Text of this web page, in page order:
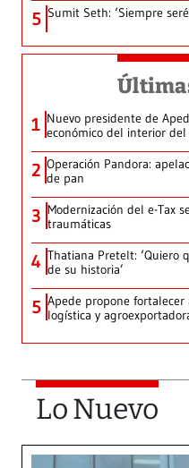
5 Sumit Seth: ‘Siempre
1 Nuevo presidente de
económico del interior del
2 Operación Pandora:
de pan
3 Modernización del e-Tax
traumáticas
4 Thatiana Pretelt: ‘Quiero
de su historia’
5 Apede propone
logística y
Lo Nuevo